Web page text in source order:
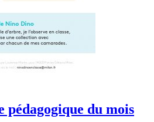
pédagogique du mois